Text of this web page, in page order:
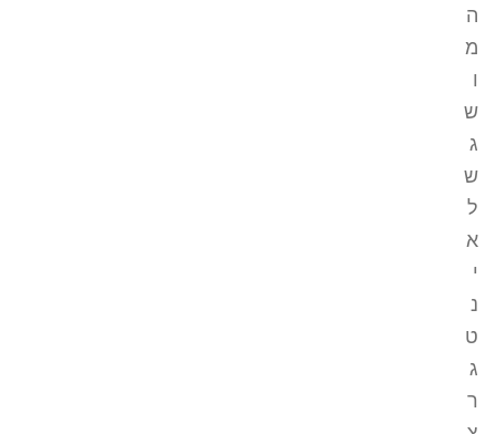
ה
מ
ו
ש
ג
ש
ל
א
י
נ
ט
ג
ר